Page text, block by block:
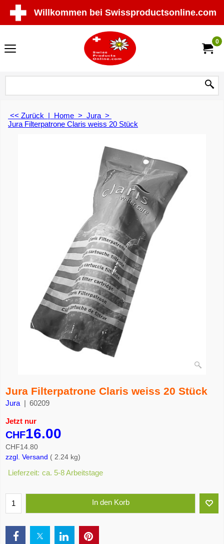
Willkommen bei Swissproductsonline.com
0
<< Zurück | Home > Jura >
Jura Filterpatrone Claris weiss 20 Stück
Jura Filterpatrone Claris weiss 20 Stück
Jura 60209
Jetzt nur
CHF16.00
CHF14.80
zzgl. Versand
2.24 kg
Lieferzeit: ca. 5-8 Arbeitstage
In den Korb